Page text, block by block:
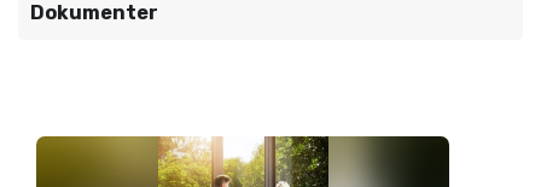
Dokumenter